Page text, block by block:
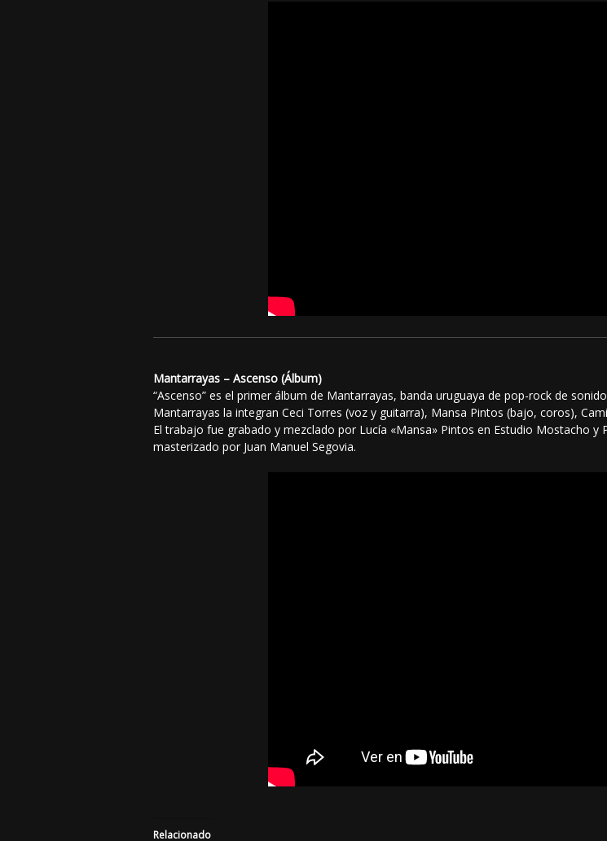
Mantarrayas – Ascenso (Álbum)
“Ascenso” es el primer álbum de Mantarrayas, banda uruguaya de pop-rock de
Mantarrayas la integran Ceci Torres (voz y guitarra), Mansa Pintos (bajo, coros),
El trabajo fue grabado y mezclado por Lucía «Mansa» Pintos en Estudio Mostacho
masterizado por Juan Manuel Segovia.
Relacionado